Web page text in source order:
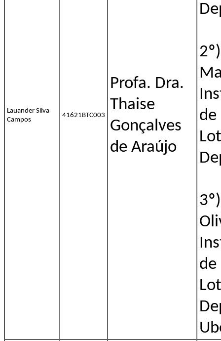
Lauander Silva
Campos
41621BTC003
Profa. Dra.
Thaise
Gonçalves
de Araújo
de
de